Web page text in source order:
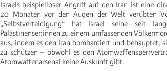
Israels beispielloser Angriff auf den Iran ist eine
20 Monaten vor den Augen der Welt verübten
„Selbstverteidigung“ hat Israel seine seit
Palästinenser:innen zu einem umfassenden
aus, indem es den Iran bombardiert und behauptet,
zu schützen – obwohl es den
Atomwaffenarsenal keine Auskunft gibt.